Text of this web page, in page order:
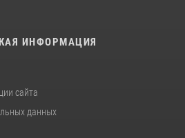
ИНФОРМАЦИЯ
сайта
данных